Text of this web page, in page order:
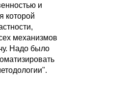
и
которой
механизмов
Надо было